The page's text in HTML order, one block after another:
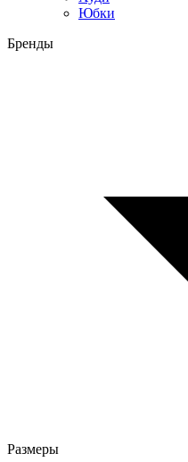
Юбки
Бренды
Размеры